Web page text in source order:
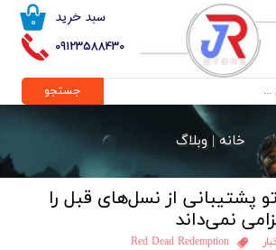
09123588430
۰ سبد خرید
جستجو
خانه |وبلاگ
پشتیبانی از نسل‌های قبل را
نمی‌داند
Red Dead Redemption